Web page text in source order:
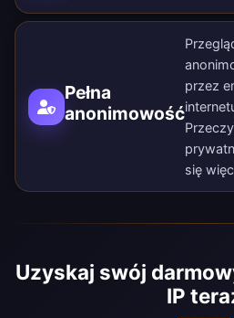
Pełna
anonimowość
przez
się
Uzyskaj swój
IP